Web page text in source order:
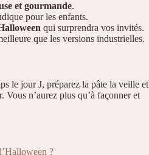
et gourmande.
pour les enfants.
qui surprendra vos invités.
que les versions industrielles.
le jour J, préparez la pâte la veille et
Vous n’aurez plus qu’à façonner et
?